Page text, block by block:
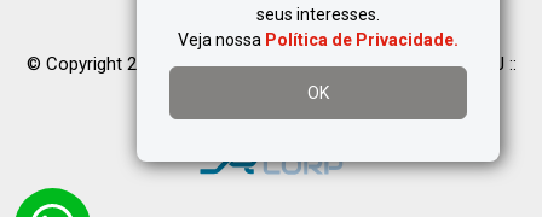
seus interesses.
Veja nossa Política de Privacidade.
OK
© Copyright 2023 PLUS Imóveis - CRECI 32.482-J | 30.564-J ::
Todos os direitos reservados.